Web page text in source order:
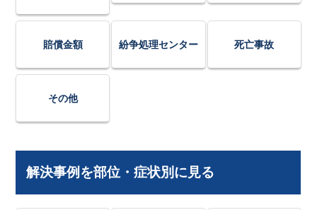
賠償金額 紛争処理センター 死亡事故
その他
解決事例を部位・症状別に見る